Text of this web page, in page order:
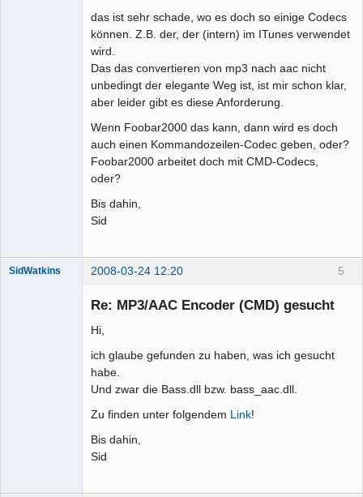
das ist sehr schade, wo es doch so einige Codecs
können. Z.B. der, der (intern) im ITunes verwendet
wird.
Das das convertieren von mp3 nach aac nicht
unbedingt der elegante Weg ist, ist mir schon klar,
aber leider gibt es diese Anforderung.
Wenn Foobar2000 das kann, dann wird es doch
auch einen Kommandozeilen-Codec geben, oder?
Foobar2000 arbeitet doch mit CMD-Codecs,
oder?
Bis dahin,
Sid
5
SidWatkins 2008-03-24 12:20
Re: MP3/AAC Encoder (CMD) gesucht
Hi,
ich glaube gefunden zu haben, was ich gesucht
habe.
Und zwar die Bass.dll bzw. bass_aac.dll.
Zu finden unter folgendem Link!
Bis dahin,
Sid